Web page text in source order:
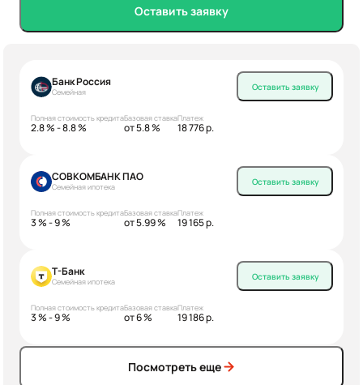
Оставить заявку
Банк Россия
Семейная
Полная стоимость кредита
2.8 % - 8.8 %
Базовая ставка
от 5.8 %
Платеж
18 776 р.
Оставить заявку
СОВКОМБАНК ПАО
Семейная ипотека
Полная стоимость кредита
3 % - 9 %
Базовая ставка
от 5.99 %
Платеж
19 165 р.
Оставить заявку
Т-Банк
Семейная ипотека
Полная стоимость кредита
3 % - 9 %
Базовая ставка
от 6 %
Платеж
19 186 р.
Оставить заявку
Посмотреть еще